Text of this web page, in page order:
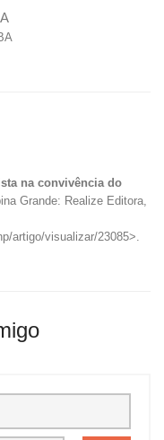
na convivência do
Grande: Realize Editora,
artigo/visualizar/23085>.